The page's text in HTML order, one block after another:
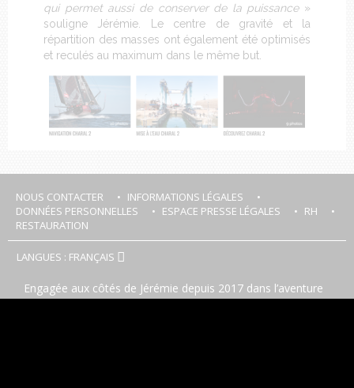
qui permet aussi de conserver de la puissance»
souligne Jérémie. Le centre de gravité et la
répartition des masses ont également été optimisés
et reculés au maximum dans le même but.
NOUS CONTACTER
INFORMATIONS LÉGALES
DONNÉES PERSONNELLES
ESPACE PRESSE LÉGALES
RH
RESTAURATION
LANGUES : FRANÇAIS
Engagée aux côtés de Jérémie depuis 2017 dans l’aventure
voile, Charal souhaite à travers ce partenariat, partager au